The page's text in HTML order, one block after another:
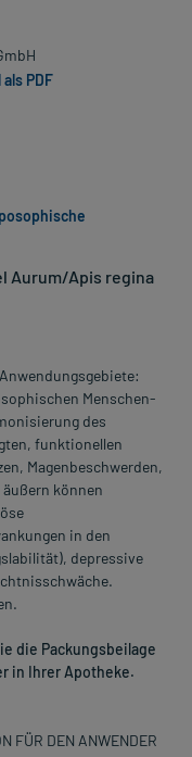
PDF
Aurum/Apis regina
Menschen-
des
funktionellen
Magenbeschwerden,
können
in den
depressive
die Packungsbeilage
in Ihrer Apotheke.
FÜR DEN ANWENDER